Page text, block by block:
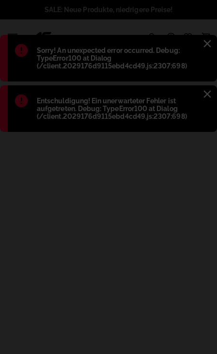
Błąd:
Sorry! An unexpected error occurred. Debug:
TypeError100 at Dialog
(/client.2029176d9115ebd4cd49.js:2307:698)
Błąd:
Entschuldigung! Ein unerwarteter Fehler ist
aufgetreten. Debug: TypeError100 at Dialog
(/client.2029176d9115ebd4cd49.js:2307:698)
SALE: Neue Produkte, niedrigere Preise!